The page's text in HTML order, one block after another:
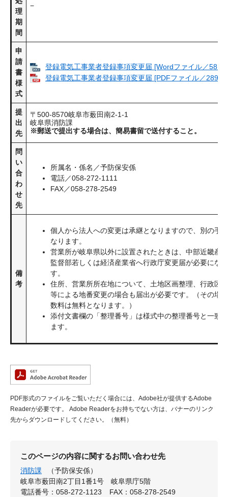
理
期
間
−
申
請
書
様
式
登録電気工事業者登録事項変更届 [Wordファイル／58KB]
登録電気工事業者登録事項変更届 [PDFファイル／
提
出
先
〒500-8570岐阜市薮田南2-1-1
岐阜県消防課
※郵送で提出する場合は、簡易書留で送付すること。
問
い
合
わ
せ
先
所属名・係名／予防保安係
電話／058-272-1111
FAX／058-278-2549
備
考
個人から法人への変更は承継となりますので、別の手
なります。
営業所が岐阜県以外に設置されたときは、中部近畿産
監督部若しくは経済産業省へ行政庁変更届が必要にな
す。
住所、営業所所在地について、土地区画整理、行政区
等による地番変更の場合も届出が必要です。（その場
数料は無料となります。）
添付文書欄の「整理番号」は様式中の整理番号と一致
ます。
PDF形式のファイルをご覧いただく場合には、Adobe社が提供するAdobe
Readerが必要です。
Adobe Readerをお持ちでない方は、バナーのリンク
先からダウンロードしてください。（無料）
このページの内容に関するお問い合わせ先
消防課
（予防保安係）
岐阜市薮田南2丁目1番1号 岐阜県庁5階
電話番号：058-272-1123
FAX：058-278-2549